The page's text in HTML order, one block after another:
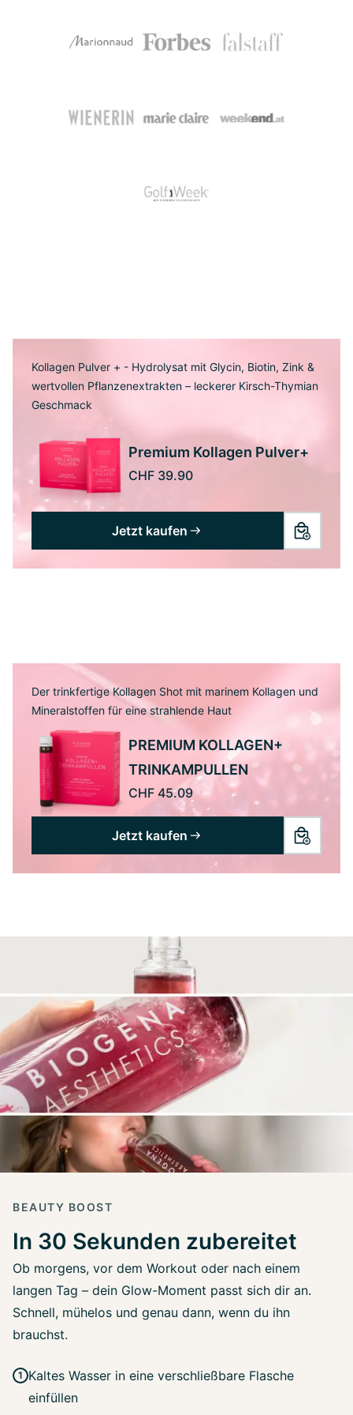
Kollagen Pulver + - Hydrolysat mit Glycin, Biotin, Zink &
wertvollen Pflanzenextrakten – leckerer Kirsch-Thymian
Geschmack
Premium Kollagen Pulver+
CHF 39.90
Jetzt kaufen
Der trinkfertige Kollagen Shot mit marinem Kollagen und
Mineralstoffen für eine strahlende Haut
PREMIUM KOLLAGEN+
TRINKAMPULLEN
CHF 45.09
Jetzt kaufen
BEAUTY BOOST
In 30 Sekunden zubereitet
Ob morgens, vor dem Workout oder nach einem
langen Tag – dein Glow-Moment passt sich dir an.
Schnell, mühelos und genau dann, wenn du ihn
brauchst.
Kaltes Wasser in eine verschließbare Flasche
einfüllen